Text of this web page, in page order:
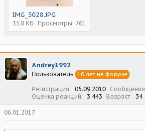
IMG_5028.JPG
35,8 КБ Просмотры: 761
Andrey1992
Пользователь 10 лет на форуме
Регистрация 05.09.2010 Сообщения
Оценка реакций
3 443 Возраст 34
06.01.2017